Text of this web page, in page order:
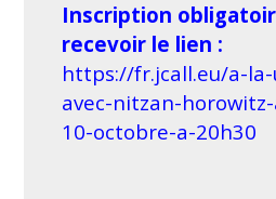
Inscription
recevoir le lien :
https://fr.jcall.eu/a-
avec-nitzan-
10-octobre-a-20h30